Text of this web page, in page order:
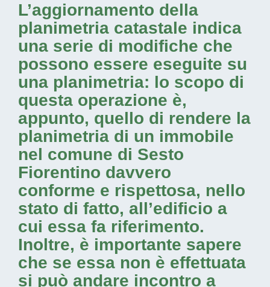
L’aggiornamento della
planimetria catastale indica
una serie di modifiche che
possono essere eseguite su
una planimetria: lo scopo di
questa operazione è,
appunto, quello di rendere la
planimetria di un immobile
nel comune di Sesto
Fiorentino davvero
conforme e rispettosa, nello
stato di fatto, all’edificio a
cui essa fa riferimento.
Inoltre, è importante sapere
che se essa non è effettuata
si può andare incontro a